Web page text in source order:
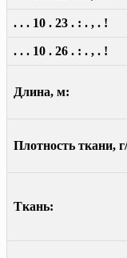
. . . 10 . 23 . : . , . !
. . . 10 . 26 . : . , . !
Длина, м:
Плотность ткани,
Ткань: